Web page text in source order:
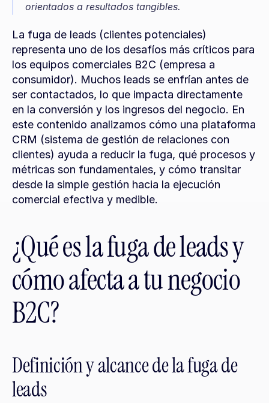
orientados a resultados tangibles.
La fuga de leads (clientes potenciales)
representa uno de los desafíos más críticos para
los equipos comerciales B2C (empresa a
consumidor). Muchos leads se enfrían antes de
ser contactados, lo que impacta directamente
en la conversión y los ingresos del negocio. En
este contenido analizamos cómo una plataforma
CRM (sistema de gestión de relaciones con
clientes) ayuda a reducir la fuga, qué procesos y
métricas son fundamentales, y cómo transitar
desde la simple gestión hacia la ejecución
comercial efectiva y medible.
¿Qué es la fuga de leads y
cómo afecta a tu negocio
B2C?
Definición y alcance de la fuga de
leads